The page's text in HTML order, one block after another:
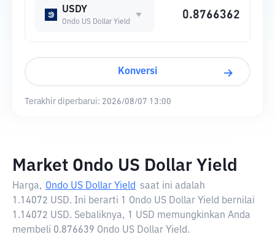
USDY
Ondo US Dollar Yield
Konversi
Terakhir diperbarui: 2026/08/07 13:00
Market Ondo US Dollar Yield
Harga, Ondo US Dollar Yield
saat ini adalah
1.14072 USD. Ini berarti 1 Ondo US Dollar Yield bernilai
1.14072 USD. Sebaliknya, 1 USD memungkinkan Anda
membeli 0.876639 Ondo US Dollar Yield.